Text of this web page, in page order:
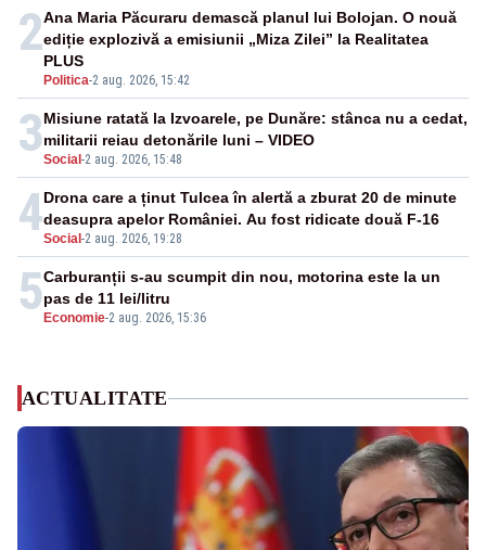
2
Politica-2 aug. 2026, 15:42
Ana Maria Păcuraru demască planul lui Bolojan. O nouă
ediție explozivă a emisiunii „Miza Zilei” la Realitatea
PLUS
3Social -2 aug. 2026, 15:48
Misiune ratată la Izvoarele, pe Dunăre: stânca nu a cedat,
militarii reiau detonările luni – VIDEO
4Social -2 aug. 2026, 19:28
Drona care a ținut Tulcea în alertă a zburat 20 de minute
deasupra apelor României. Au fost ridicate două F-16
5 Economie-2 aug. 2026, 15:36
Carburanții s-au scumpit din nou, motorina este la un
pas de 11 lei/litru
ACTUALITATE